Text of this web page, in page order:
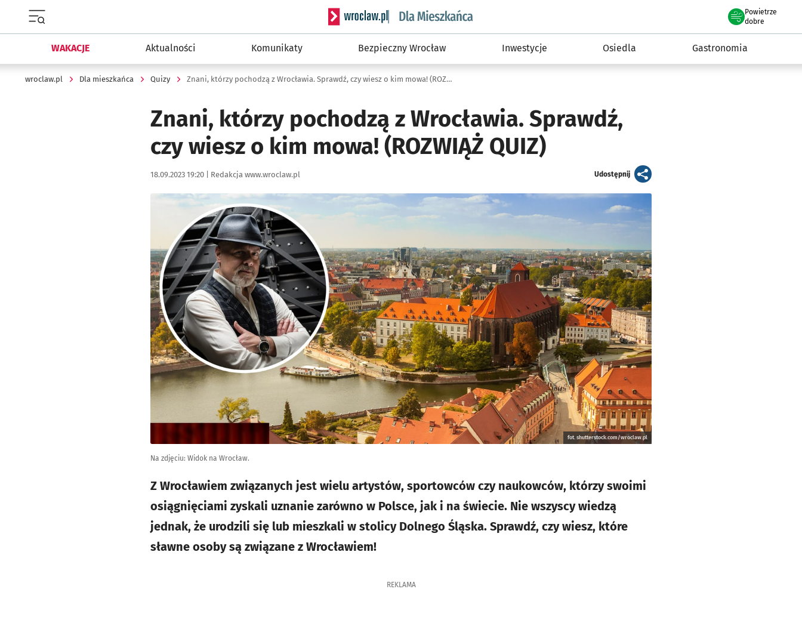
Serwis informacyjny wroclaw.pl podserwis: Dla mieszkańca
Powietrze
we Wrocławiu
dobre
WAKACJE Aktualności Komunikaty Bezpieczny Wrocław Inwestycje Osiedla Gastronomia
wroclaw.pl Dla mieszkańca Quizy Znani, którzy pochodzą z Wrocławia. Sprawdź, czy wiesz o kim mowa! (ROZWIĄŻ QUIZ)
Znani, którzy pochodzą z Wrocławia. Sprawdź,
czy wiesz o kim mowa! (ROZWIĄŻ QUIZ)
Data publikacji:
18.09.2023 19:20 | Autor:
Redakcja www.wroclaw.pl Udostępnijartykuł
Kliknij, aby powiększyć
fot. shutterstock.com/wroclaw.pl
Na zdjęciu: Widok na Wrocław.
Z Wrocławiem związanych jest wielu artystów, sportowców czy naukowców, którzy swoimi
osiągnięciami zyskali uznanie zarówno w Polsce, jak i na świecie. Nie wszyscy wiedzą
jednak, że urodzili się lub mieszkali w stolicy Dolnego Śląska. Sprawdź, czy wiesz, które
sławne osoby są związane z Wrocławiem!
REKLAMA